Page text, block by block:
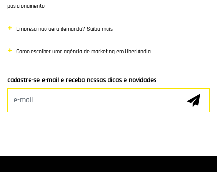
Marketing Digital
Desenvolvimento de app
posicionamento
Empresa não gera demanda? Saiba mais
Como escolher uma agência de marketing em Uberlândia
cadastre-se e-mail e receba nossas dicas e novidades